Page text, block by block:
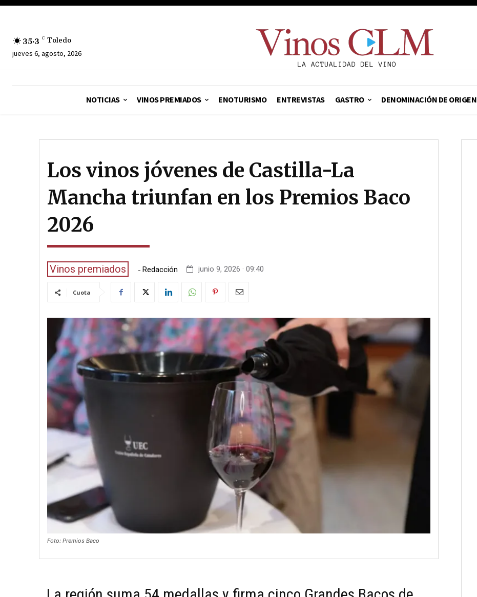
35.3 C Toledo
jueves 6, agosto, 2026
NOTICIAS VINOS PREMIADOS ENOTURISMO ENTREVISTAS GASTRO DENOMINACIÓN DE ORIGEN
Los vinos jóvenes de Castilla-La
Mancha triunfan en los Premios Baco
2026
Vinos premiados - Redacción junio 9, 2026 · 09:40
Cuota
Foto: Premios Baco